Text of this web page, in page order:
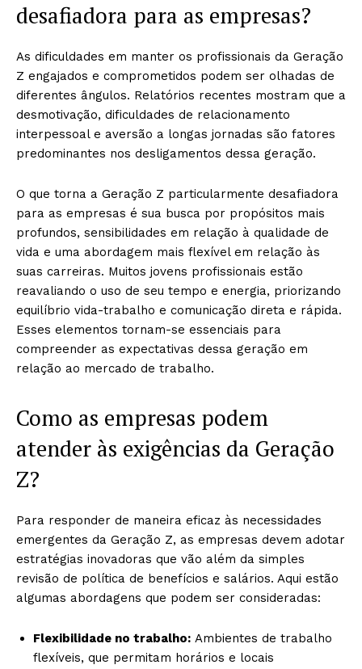
desafiadora para as empresas?
As dificuldades em manter os profissionais da Geração
Z engajados e comprometidos podem ser olhadas de
diferentes ângulos. Relatórios recentes mostram que a
desmotivação, dificuldades de relacionamento
interpessoal e aversão a longas jornadas são fatores
predominantes nos desligamentos dessa geração.
O que torna a Geração Z particularmente desafiadora
para as empresas é sua busca por propósitos mais
profundos, sensibilidades em relação à qualidade de
vida e uma abordagem mais flexível em relação às
suas carreiras. Muitos jovens profissionais estão
reavaliando o uso de seu tempo e energia, priorizando
equilíbrio vida-trabalho e comunicação direta e rápida.
Esses elementos tornam-se essenciais para
compreender as expectativas dessa geração em
relação ao mercado de trabalho.
Como as empresas podem
atender às exigências da Geração
Z?
Para responder de maneira eficaz às necessidades
emergentes da Geração Z, as empresas devem adotar
estratégias inovadoras que vão além da simples
revisão de política de benefícios e salários. Aqui estão
algumas abordagens que podem ser consideradas:
Flexibilidade no trabalho: Ambientes de trabalho
flexíveis, que permitam horários e locais